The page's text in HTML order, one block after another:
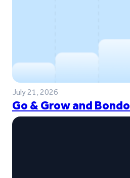
July 21, 2026
Go & Grow and